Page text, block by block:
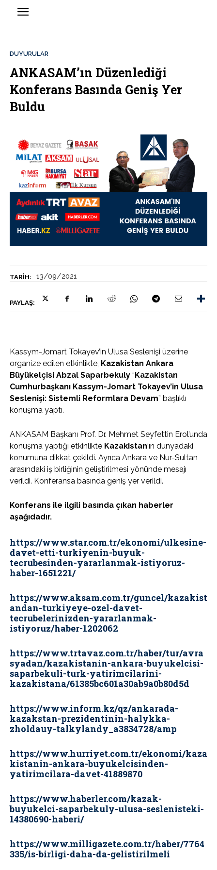
TARIH: 13/09/2021
PAYLAŞ:
DUYURULAR
ANKASAM’ın Düzenlediği
Konferans Basında Geniş Yer
Buldu
Kassym-Jomart Tokayev’in Ulusa Seslenişi üzerine
organize edilen etkinlikte, Kazakistan Ankara
Büyükelçisi Abzal Saparbekuly “Kazakistan
Cumhurbaşkanı Kassym-Jomart Tokayev’in Ulusa
Seslenişi: Sistemli Reformlara Devam” başlıklı
konuşma yaptı.
ANKASAM Başkanı Prof. Dr. Mehmet Seyfettin Erol’unda
konuşma yaptığı etkinlikte Kazakistan‘ın dünyadaki
konumuna dikkat çekildi. Ayrıca Ankara ve Nur-Sultan
arasındaki iş birliğinin geliştirilmesi yönünde mesajı
verildi. Konferansa basında geniş yer verildi.
Konferans ile ilgili basında çıkan haberler
aşağıdadır.
https://www.star.com.tr/ekonomi/ulkesine-
davet-etti-turkiyenin-buyuk-
tecrubesinden-yararlanmak-istiyoruz-
haber-1651221/
https://www.aksam.com.tr/guncel/kazakist
andan-turkiyeye-ozel-davet-
tecrubelerinizden-yararlanmak-
istiyoruz/haber-1202062
https://www.trtavaz.com.tr/haber/tur/avra
syadan/kazakistanin-ankara-buyukelcisi-
saparbekuli-turk-yatirimcilarini-
kazakistana/61385bc601a30ab9a0b80d5d
https://www.inform.kz/qz/ankarada-
kazakstan-prezidentinin-halykka-
zholdauy-talkylandy_a3834728/amp
https://www.hurriyet.com.tr/ekonomi/kaza
kistanin-ankara-buyukelcisinden-
yatirimcilara-davet-41889870
https://www.haberler.com/kazak-
buyukelci-saparbekuly-ulusa-seslenisteki-
14380690-haberi/
https://www.milligazete.com.tr/haber/7764
335/is-birligi-daha-da-gelistirilmeli